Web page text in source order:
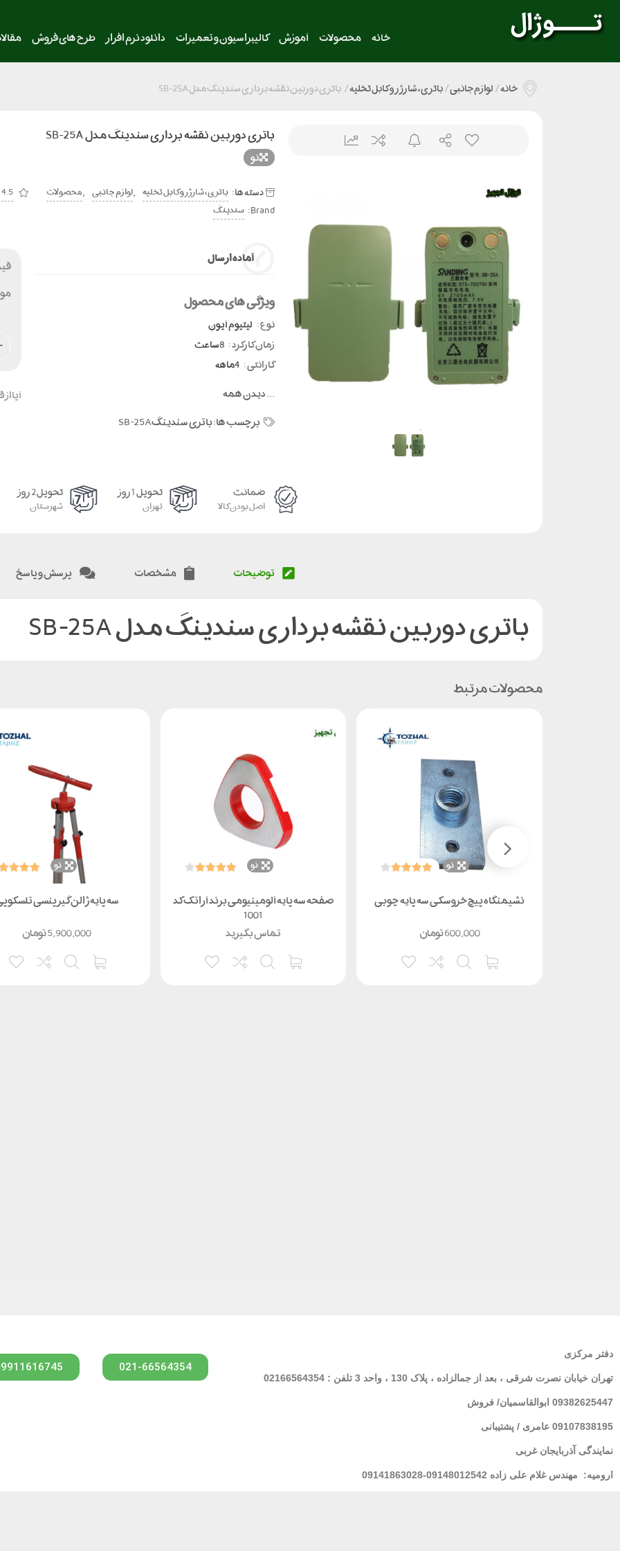
خانه محصولات آموزش کالیبراسیون و تعمیرات دانلود نرم افزار طرح های فروش
خانه/لوازم جانبی/باتری ، شارژر و کابل تخلیه/ باتری دوربین نقشه برداری سندینگ مدل SB-25A
باتری دوربین نقشه برداری سندینگ مدل SB-25A
نو
دسته ها: باتری ، شارژر و کابل تخلیه ,لوازم جانبی ,محصولات 4.5
Brand: سندینگ
آماده ارسال
ویژگی های محصول
نوع : لیتیوم آیون
زمان کارکرد :
گارانتی :
...دیدن همه
برچسب ها:باتری سندینگSB-25A
آیا
ضمانت
اصل بودن کالا
تحویل 1 روز
تهران
تحویل 2 روز
شهرستان
توضیحات مشخصات پرسش و پاسخ
باتری دوربین نقشه برداری سندینگ مدل SB-25A
محصولات مرتبط
نو
نشیمنگاه پیچ خروسکی سه پایه چوبی
تومان600,000
نو
صفحه سه پایه آلومینیومی برند آراتک کد
1001
تماس بگیرید
نو
سه پایه ژالن گیر پنسی
تومان5,900,000
دفتر مرکزی
تهران خیابان نصرت شرقی ، بعد از جمالزاده ، پلاک 130 ، واحد 3 تلفن : 02166564354
09382625447 ابوالقاسمیان/ فروش
09107838195 عامری / پشتیبانی
نمایندگی آذربایجان غربی
ارومیه: مهندس غلام علی زاده 09148012542-09141863028
021-66564354